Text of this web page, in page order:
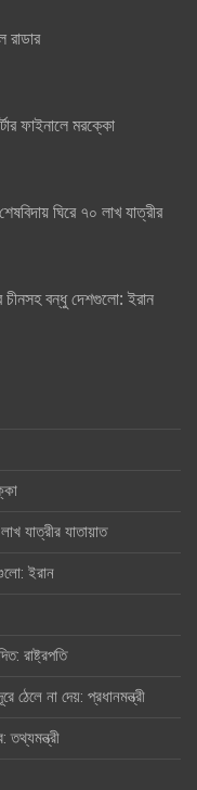
ফাইনালে মরক্কো
ঘিরে ৭০ লাখ যাত্রীর
চীনসহ বন্ধু দেশগুলো: ইরান
যাত্রীর যাতায়াত
ইরান
রাষ্ট্রপতি
না দেয়: প্রধানমন্ত্রী
তথ্যমন্ত্রী